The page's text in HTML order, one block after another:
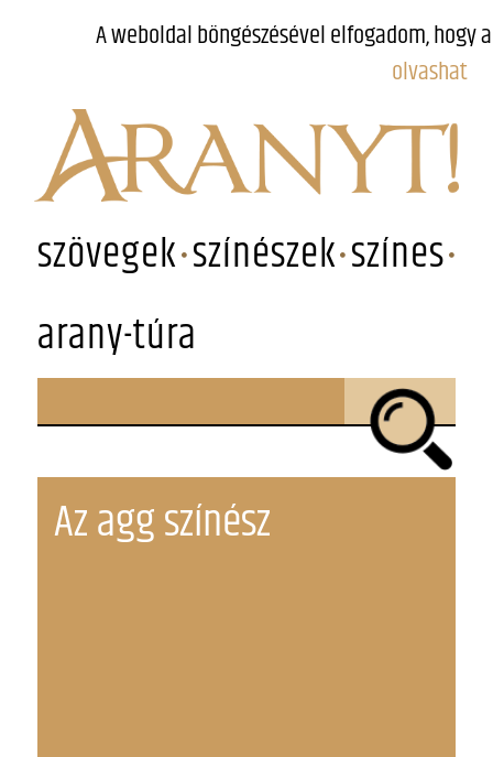
szövegek színészek színes
arany-túra
Az agg színész
A weboldal böngészésével elfogadom, hogy
olvashat